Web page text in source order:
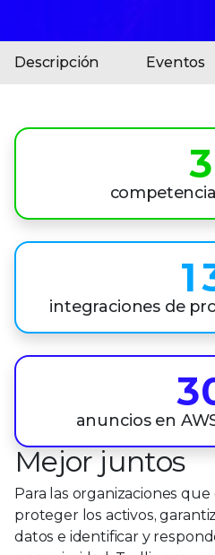
Descripción Eventos
0
2
3
4
5
6
7
8
9
0
1
2
3
4
5
6
7
0
integraciones de
0
1
2
3
4
5
6
anuncios en
Mejor juntos
Para las organizaciones
proteger los activos,
datos e identificar y